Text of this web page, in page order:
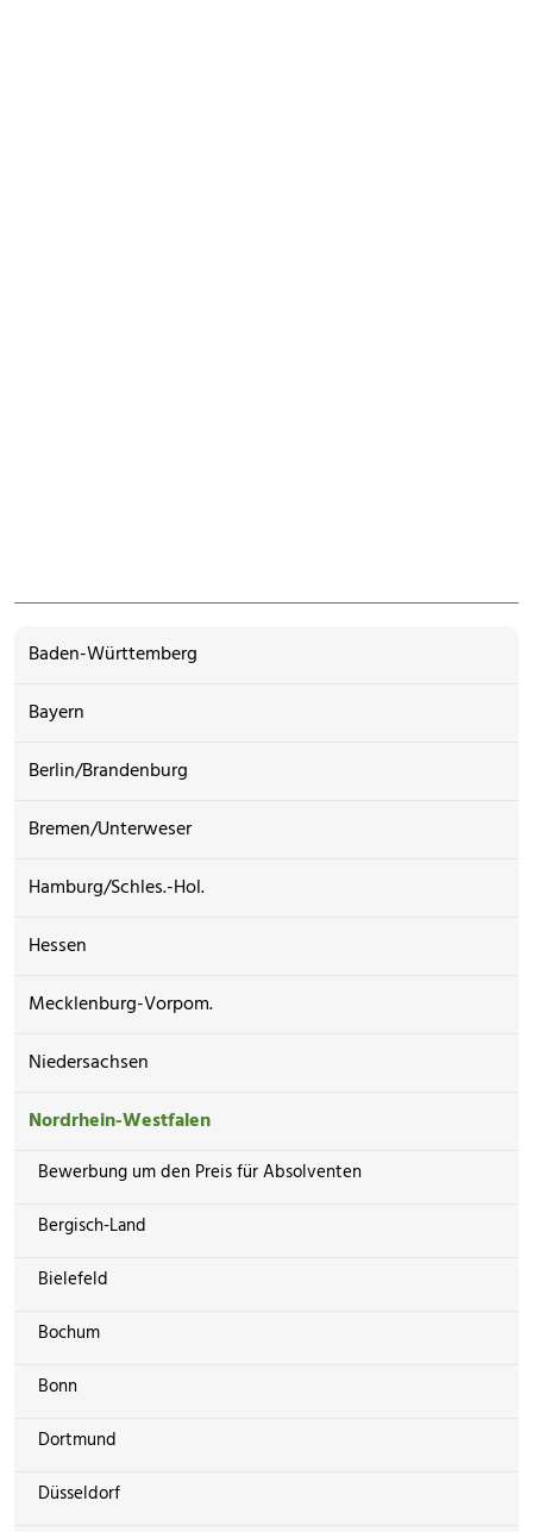
Baden-Württemberg
Bayern
Berlin/Brandenburg
Bremen/Unterweser
Hamburg/Schles.-Hol.
Hessen
Mecklenburg-Vorpom.
Niedersachsen
Nordrhein-Westfalen
Bewerbung um den Preis für Absolventen
Bergisch-Land
Bielefeld
Bochum
Bonn
Dortmund
Düsseldorf